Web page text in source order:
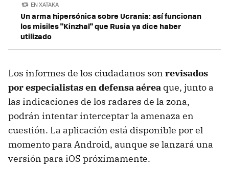
EN XATAKA
Un arma hipersónica sobre Ucrania: así funcionan
los misiles "Kinzhal" que Rusia ya dice haber
utilizado
Los informes de los ciudadanos son revisados
por especialistas en defensa aérea que, junto a
las indicaciones de los radares de la zona,
podrán intentar interceptar la amenaza en
cuestión. La aplicación está disponible por el
momento para Android, aunque se lanzará una
versión para iOS próximamente.